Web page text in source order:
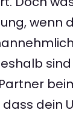
wenn
dein